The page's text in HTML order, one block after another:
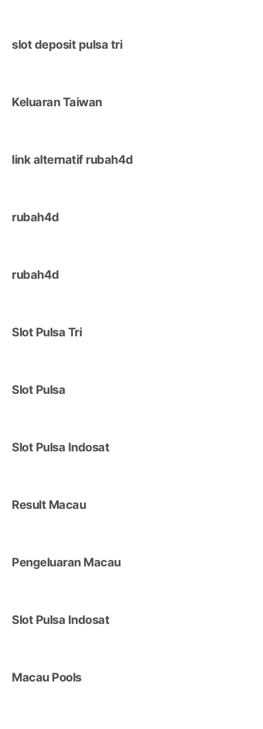
slot deposit pulsa tri
Keluaran Taiwan
link alternatif rubah4d
rubah4d
rubah4d
Slot Pulsa Tri
Slot Pulsa
Slot Pulsa Indosat
Result Macau
Pengeluaran Macau
Slot Pulsa Indosat
Macau Pools